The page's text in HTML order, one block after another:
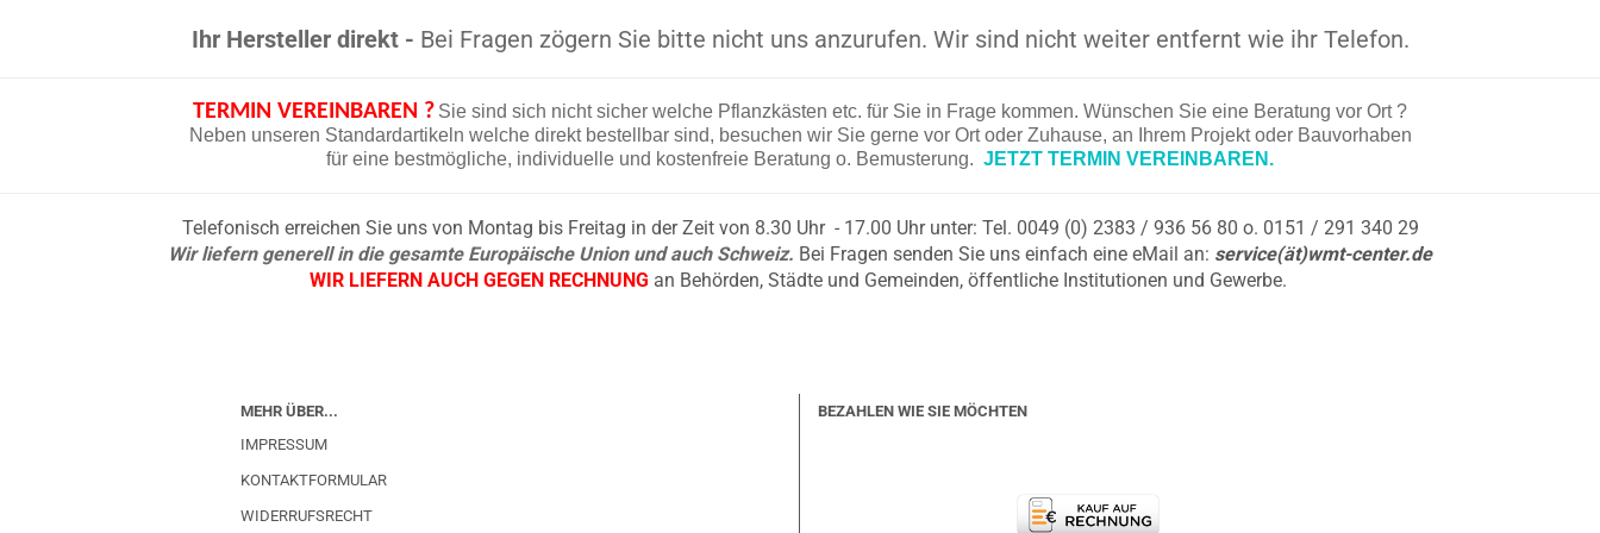
Ihr Hersteller direkt - Bei Fragen zögern Sie bitte nicht uns anzurufen. Wir sind nicht weiter entfernt wie ihr Telefon.
TERMIN VEREINBAREN ? Sie sind sich nicht sicher welche Pflanzkästen etc. für Sie in Frage kommen. Wünschen Sie eine Beratung vor Ort ?
Neben unseren Standardartikeln welche direkt bestellbar sind, besuchen wir Sie gerne vor Ort oder Zuhause, an Ihrem Projekt oder Bauvorhaben
für eine bestmögliche, individuelle und kostenfreie Beratung o. Bemusterung. JETZT TERMIN VEREINBAREN.
Telefonisch erreichen Sie uns von Montag bis Freitag in der Zeit von 8.30 Uhr - 17.00 Uhr unter: Tel. 0049 (0) 2383 / 936 56 80 o. 0151 / 291 340 29
Wir liefern generell in die gesamte Europäische Union und auch Schweiz. Bei Fragen senden Sie uns einfach eine eMail an: service(ät)wmt-center.de
WIR LIEFERN AUCH GEGEN RECHNUNG an Behörden, Städte und Gemeinden, öffentliche Institutionen und Gewerbe.
MEHR ÜBER...
IMPRESSUM
KONTAKTFORMULAR
WIDERRUFSRECHT
BEZAHLEN WIE SIE MÖCHTEN